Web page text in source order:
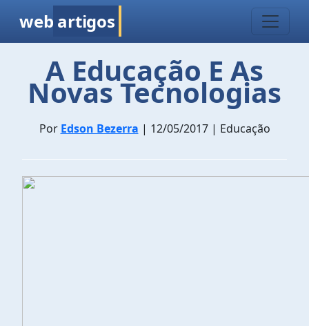
web artigos
A Educação E As
Novas Tecnologias
Por Edson Bezerra | 12/05/2017 | Educação